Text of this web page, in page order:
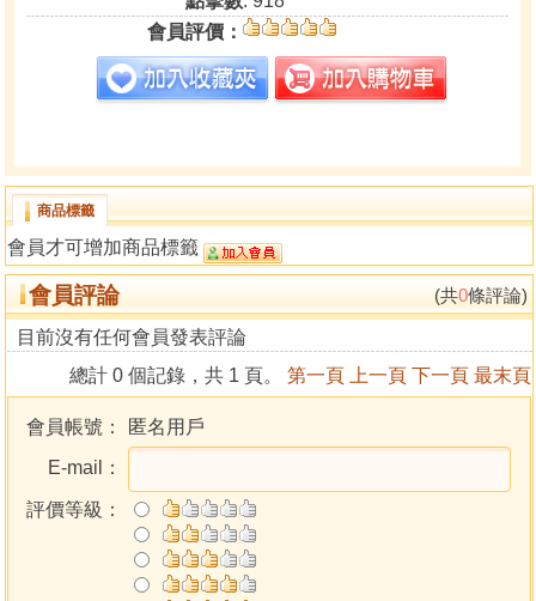
會員評價：
商品標籤
會員才可增加商品標籤
會員評論 (共0條評論)
目前沒有任何會員發表評論
總計 0 個記錄，共 1 頁。 第一頁 上一頁 下一頁 最末頁
會員帳號：
匿名用戶
E-mail：
評價等級：